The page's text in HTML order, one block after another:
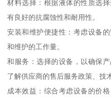
材料选择：根据液体的性质选
有良好的抗腐蚀性和耐用性。
安装和维护便捷性：考虑设备
和维护的工作量。
和服务：选择的设备，以确保
了解供应商的售后服务政策、技
成本效益：综合考虑设备的价